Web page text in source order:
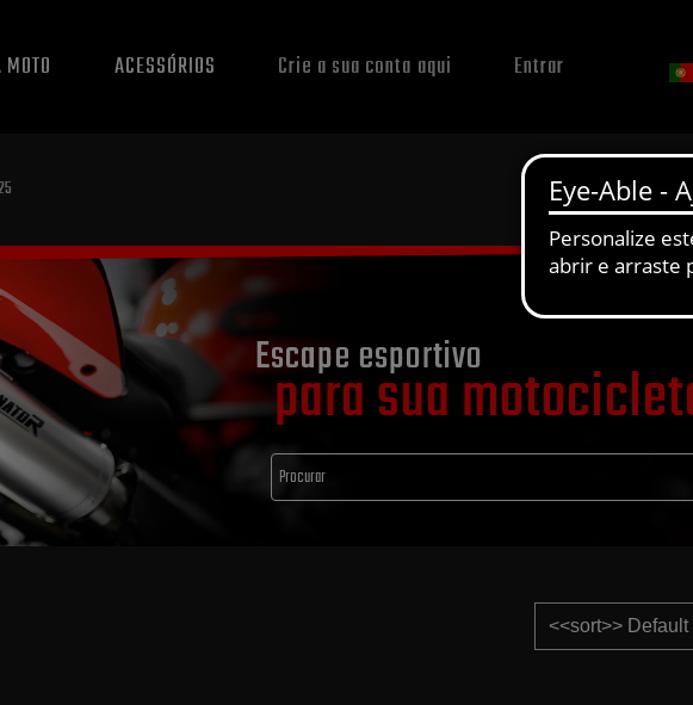
ACESSÓRIOS Crie a sua conta aqui Entrar
Escape esportivo
para sua